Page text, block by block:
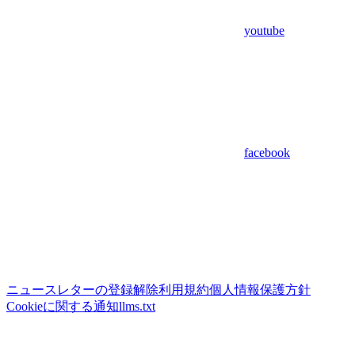
youtube
facebook
ニュースレターの登録解除利用規約個人情報保護方針
Cookieに関する通知llms.txt